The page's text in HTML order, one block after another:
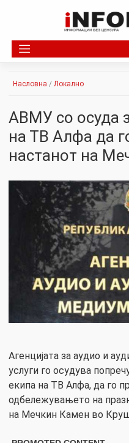
Насловна / Локално
АВМУ со осуда
на ТВ Алфа да
настанот на
Агенцијата за аудио и
услуги го осудува
екипа на ТВ Алфа, да го
одбележувањето на
на Мечкин Камен во